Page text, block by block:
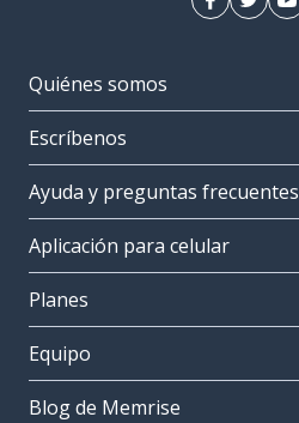
Quiénes somos
Escríbenos
Ayuda y preguntas frecuentes
Aplicación para celular
Planes
Equipo
Blog de Memrise